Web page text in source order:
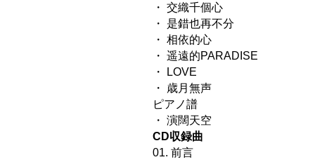
・ 交織千個心
・ 是錯也再不分
・ 相依的心
・ 遥遠的PARADISE
・ LOVE
・ 歳月無声
ピアノ譜
・ 演闊天空
CD収録曲
01. 前言